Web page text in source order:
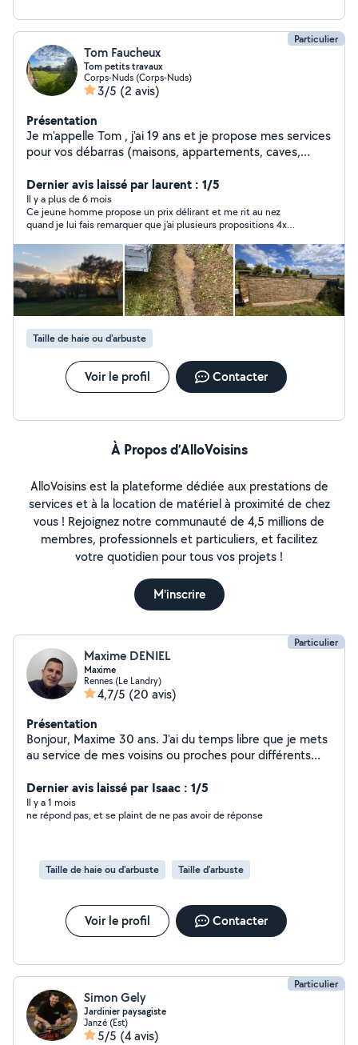
Particulier
Tom Faucheux
Tom petits travaux
Corps-Nuds (Corps-Nuds)
3/5 (2 avis)
Présentation
Je m'appelle Tom , j'ai 19 ans et je propose mes services
pour vos débarras (maisons, appartements, caves,
extérieur : tonte de pelouse, désherbage, nettoyage de
terrains, ramassage de feuilles et autres travaux
extérieurs. Sérieux, motivé et ponctuel, je réalise
chaque mission avec soin et efficacité. Disponible et
réactif, je reste à votre disposition pour répondre à vos
besoins. N'hésitez pas à me contacter pour plus
d'informations.
Dernier avis laissé par laurent : 1/5
Il y a plus de 6 mois
Ce jeune homme propose un prix délirant et me rit au nez
quand je lui fais remarquer que j'ai plusieurs propositions 4x
Taille de haie ou d'arbuste
Voir le profil Contacter
À Propos d’AlloVoisins
AlloVoisins est la plateforme dédiée aux prestations de
services et à la location de matériel à proximité de chez
vous ! Rejoignez notre communauté de 4,5 millions de
membres, professionnels et particuliers, et facilitez
votre quotidien pour tous vos projets !
M'inscrire
Particulier
Maxime DENIEL
Maxime
Rennes (Le Landry)
4,7/5 (20 avis)
Présentation
Bonjour, Maxime 30 ans. J'ai du temps libre que je mets
au service de mes voisins ou proches pour différents
appartement neuf au pistolet, Taille de haie,
débroussaillage, tonte de pelouse. Avec évacuation des
déchets. Travail rapide et efficace. Discret,
Dernier avis laissé par Isaac : 1/5
Il y a 1 mois
ne répond pas, et se plaint de ne pas avoir de réponse
Taille de haie ou d'arbuste Taille d'arbuste
Voir le profil Contacter
Particulier
Simon Gely
Jardinier paysagiste
Janzé (Est)
5/5 (4 avis)